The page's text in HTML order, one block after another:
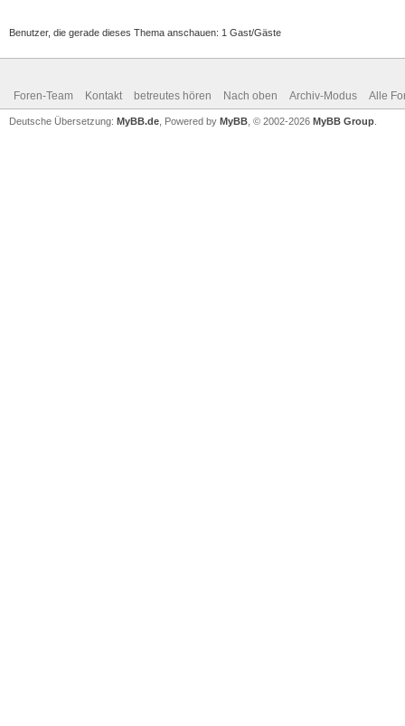
Benutzer, die gerade dieses Thema anschauen: 1 Gast/Gäste
Foren-Team Kontakt betreutes hören Nach oben Archiv-Modus Alle
Deutsche Übersetzung: MyBB.de , Powered by MyBB , © 2002-2026 MyBB Group